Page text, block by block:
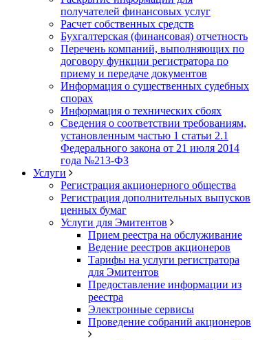
получателей финансовых услуг
Расчет собственных средств
Бухгалтерская (финансовая) отчетность
Перечень компаний, выполняющих по
договору функции регистратора по
приему и передаче документов
Информация о существенных судебных
спорах
Информация о технических сбоях
Сведения о соответствии требованиям,
установленным частью 1 статьи 2.1
Федерального закона от 21 июля 2014
года №213-ФЗ
Услуги
Регистрация акционерного общества
Регистрация дополнительных выпусков
ценных бумаг
Услуги для Эмитентов
Прием реестра на обслуживание
Ведение реестров акционеров
Тарифы на услуги регистратора
для Эмитентов
Предоставление информации из
реестра
Электронные сервисы
Проведение собраний акционеров